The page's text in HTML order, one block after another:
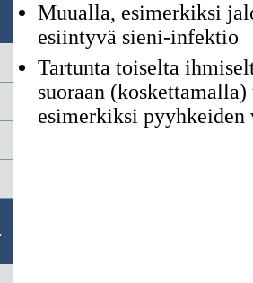
Muualla, esimerkiksi
esiintyvä sieni-infektio
Tartunta toiselta
suoraan (koskettamalla)
esimerkiksi